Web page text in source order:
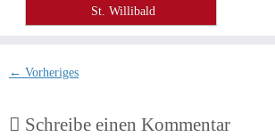
St. Willibald
← Vorheriges
Schreibe einen Kommentar